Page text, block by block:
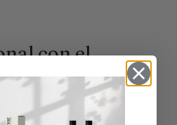
con el
, a menudo es